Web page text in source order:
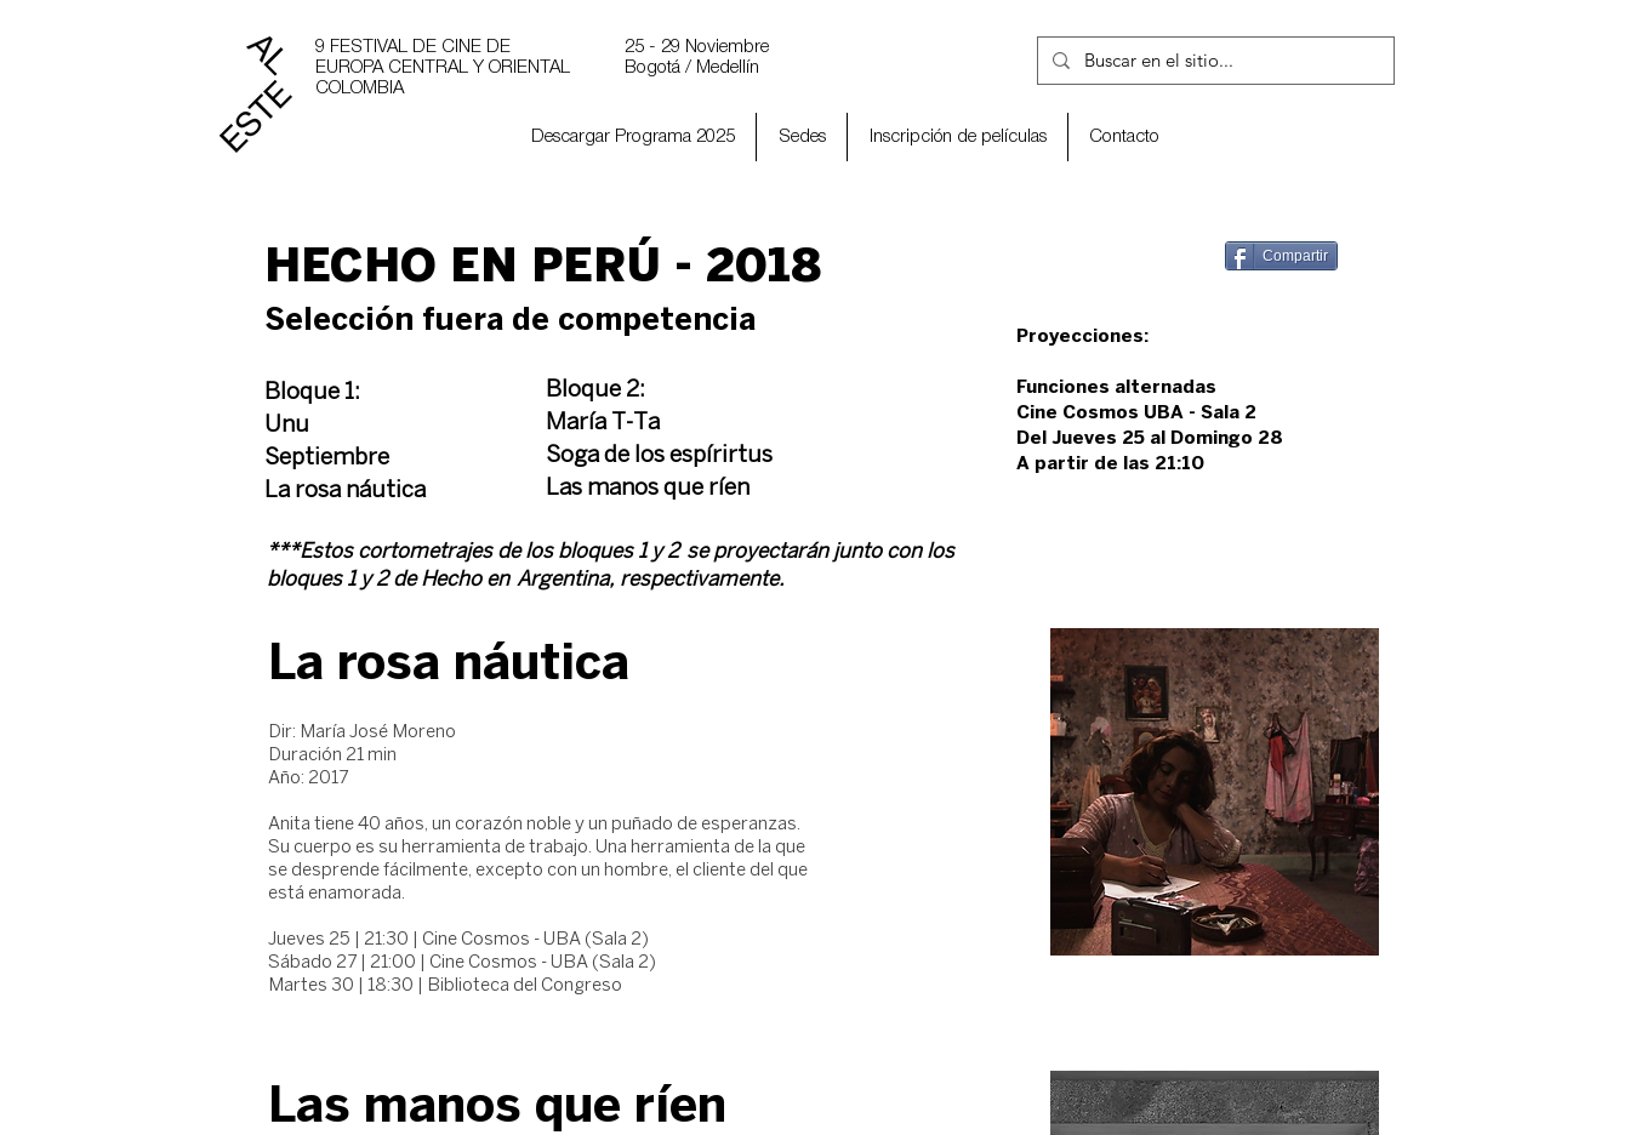
9 FESTIVAL DE CINE DE
EUROPA CENTRAL Y ORIENTAL
COLOMBIA
25 - 29 Noviembre
Bogotá / Medellín
Descargar Programa 2025 Sedes Inscripción de películas Contacto
HECHO EN PERÚ - 2018
Selección fuera de competencia
Bloque 1:
Unu
Septiembre
La rosa náutica
Bloque 2:
María T-Ta
Soga de los espírirtus
Las manos que ríen
Compartir
Proyecciones:
Funciones alternadas
Cine Cosmos UBA - Sala 2
Del Jueves 25 al Domingo 28
A partir de las 21:10
***Estos cortometrajes de los bloques 1 y 2 se proyectarán junto con los
bloques 1 y 2 de Hecho en Argentina, respectivamente.
La rosa náutica
Dir: María José Moreno
Duración 21 min
Año: 2017
Anita tiene 40 años, un corazón noble y un puñado de esperanzas.
Su cuerpo es su herramienta de trabajo. Una herramienta de la que
se desprende fácilmente, excepto con un hombre, el cliente del que
está enamorada.
Jueves 25 | 21:30 | Cine Cosmos - UBA (Sala 2)
Sábado 27 | 21:00 | Cine Cosmos - UBA (Sala 2)
Martes 30 | 18:30 | Biblioteca del Congreso
Las manos que ríen